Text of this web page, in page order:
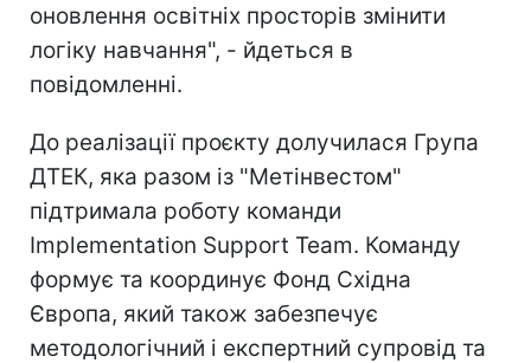
оновлення освітніх просторів змінити
логіку навчання", - йдеться в
повідомленні.
До реалізації проєкту долучилася Група
ДТЕК, яка разом із "Метінвестом"
підтримала роботу команди
Implementation Support Team. Команду
формує та координує Фонд Східна
Європа, який також забезпечує
методологічний і експертний супровід та